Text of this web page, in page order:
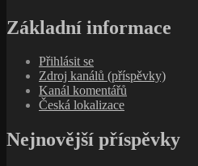
Základní informace
Přihlásit se
Zdroj kanálů (příspěvky)
Kanál komentářů
Česká lokalizace
Nejnovější příspěvky